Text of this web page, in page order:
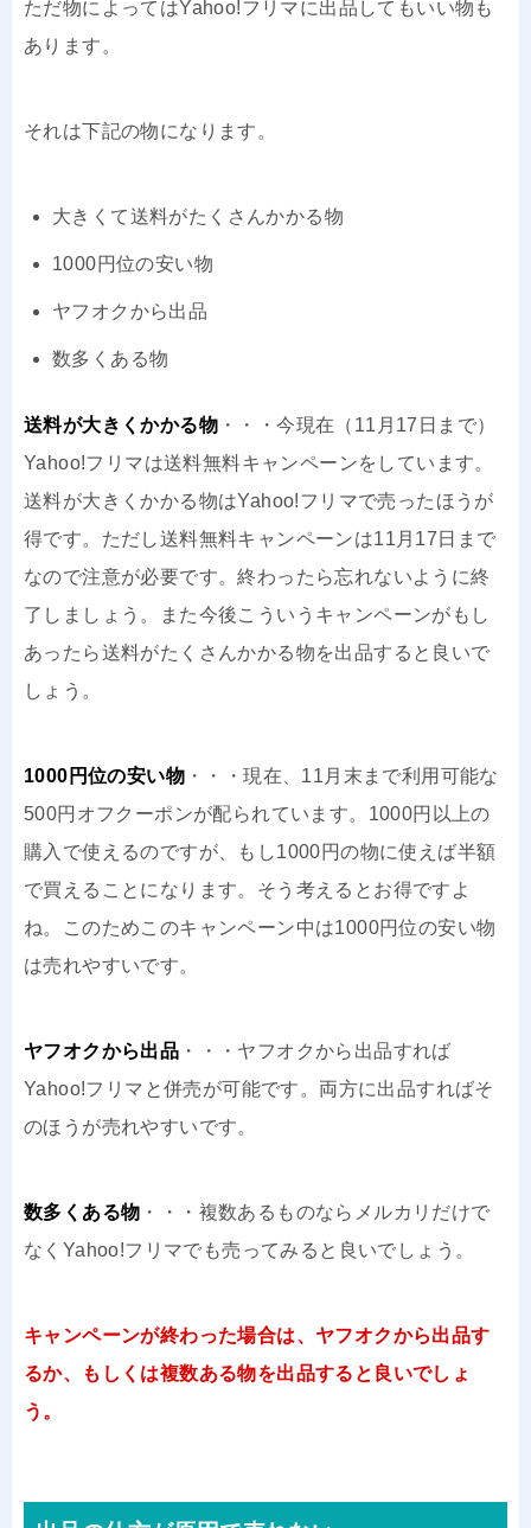
ただ物によってはYahoo!フリマに出品してもいい物も
あります。
それは下記の物になります。
大きくて送料がたくさんかかる物
1000円位の安い物
ヤフオクから出品
数多くある物
送料が大きくかかる物 ・・・今現在（11月17日まで）
Yahoo!フリマは送料無料キャンペーンをしています。
送料が大きくかかる物はYahoo!フリマで売ったほうが
得です。ただし送料無料キャンペーンは11月17日まで
なので注意が必要です。終わったら忘れないように終
了しましょう。また今後こういうキャンペーンがもし
あったら送料がたくさんかかる物を出品すると良いで
しょう。
1000円位の安い物 ・・・現在、11月末まで利用可能な
500円オフクーポンが配られています。1000円以上の
購入で使えるのですが、もし1000円の物に使えば半額
で買えることになります。そう考えるとお得ですよ
ね。このためこのキャンペーン中は1000円位の安い物
は売れやすいです。
ヤフオクから出品 ・・・ヤフオクから出品すれば
Yahoo!フリマと併売が可能です。両方に出品すればそ
のほうが売れやすいです。
数多くある物 ・・・複数あるものならメルカリだけで
なくYahoo!フリマでも売ってみると良いでしょう。
キャンペーンが終わった場合は、ヤフオクから出品す
るか、もしくは複数ある物を出品すると良いでしょ
う。